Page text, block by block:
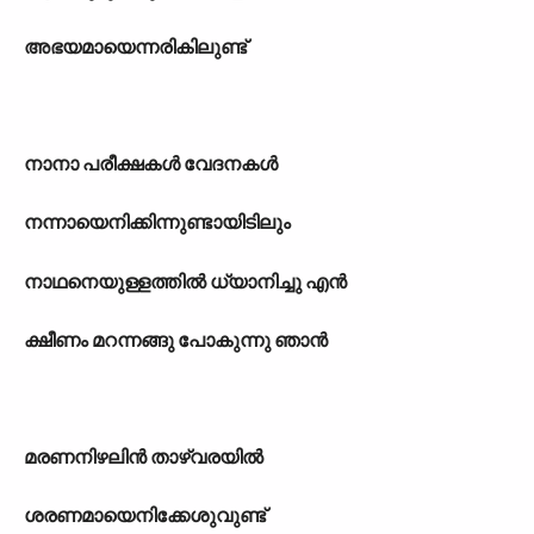
അഭയമായെന്നരികിലുണ്ട്
നാനാ പരീക്ഷകൾ വേദനകൾ
നന്നായെനിക്കിന്നുണ്ടായിടിലും
നാഥനെയുള്ളത്തിൽ ധ്യാനിച്ചു എൻ
ക്ഷീണം മറന്നങ്ങു പോകുന്നു ഞാൻ
മരണനിഴലിൻ താഴ്വരയിൽ
ശരണമായെനിക്കേശുവുണ്ട്